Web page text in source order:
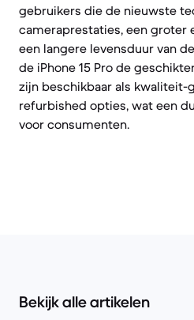
gebruikers die de nieuwste
cameraprestaties, een groter
een langere levensduur van
de iPhone 15 Pro de
zijn beschikbaar als kwaliteit-
refurbished opties, wat een
voor consumenten.
Bekijk alle artikelen